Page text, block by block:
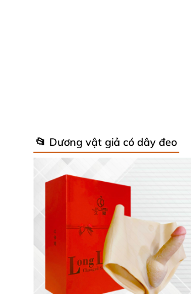
Món đồ chơi dây đeo dương
giảm đi cảm giác sung
📂 Dương vật giả có dây đeo